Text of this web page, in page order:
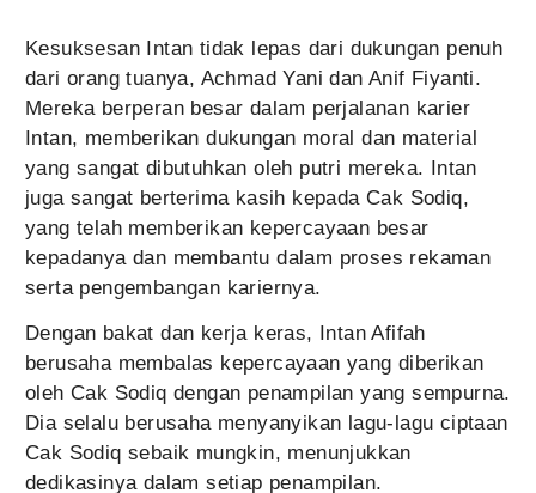
Kesuksesan Intan tidak lepas dari dukungan penuh
dari orang tuanya, Achmad Yani dan Anif Fiyanti.
Mereka berperan besar dalam perjalanan karier
Intan, memberikan dukungan moral dan material
yang sangat dibutuhkan oleh putri mereka. Intan
juga sangat berterima kasih kepada Cak Sodiq,
yang telah memberikan kepercayaan besar
kepadanya dan membantu dalam proses rekaman
serta pengembangan kariernya.
Dengan bakat dan kerja keras, Intan Afifah
berusaha membalas kepercayaan yang diberikan
oleh Cak Sodiq dengan penampilan yang sempurna.
Dia selalu berusaha menyanyikan lagu-lagu ciptaan
Cak Sodiq sebaik mungkin, menunjukkan
dedikasinya dalam setiap penampilan.